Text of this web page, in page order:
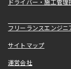
ドライバー・施工管
フリーランスエンジニ
サイトマップ
運営会社